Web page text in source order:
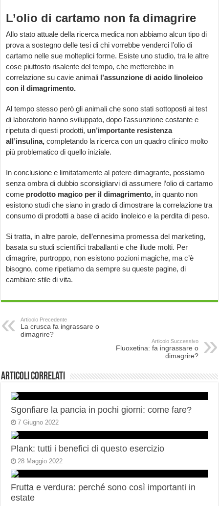
L’olio di cartamo non fa dimagrire
Allo stato attuale della ricerca medica non abbiamo alcun tipo di
prova a sostegno delle tesi di chi vorrebbe venderci l’olio di
cartamo nelle sue molteplici forme. Esiste uno studio, tra le altre
cose piuttosto risalente del tempo, che metterebbe in
correlazione su cavie animali l’assunzione di acido linoleico
con il dimagrimento.
Al tempo stesso però gli animali che sono stati sottoposti ai test
di laboratorio hanno sviluppato, dopo l’assunzione costante e
ripetuta di questi prodotti, un’importante resistenza
all’insulina,completando la ricerca con un quadro clinico molto
più problematico di quello iniziale.
In conclusione e limitatamente al potere dimagrante, possiamo
senza ombra di dubbio sconsigliarvi di assumere l’olio di cartamo
come prodotto magico per il dimagrimento, in quanto non
esistono studi che siano in grado di dimostrare la correlazione tra
consumo di prodotti a base di acido linoleico e la perdita di peso.
Si tratta, in altre parole, dell’ennesima promessa del marketing,
basata su studi scientifici traballanti e che illude molti. Per
dimagrire, purtroppo, non esistono pozioni magiche, ma c’è
bisogno, come ripetiamo da sempre su queste pagine, di
cambiare stile di vita.
Articolo Precedente
La crusca fa ingrassare o
dimagrire?
Articolo Successivo
Fluoxetina: fa ingrassare o
dimagrire?
Articoli correlati
Sgonfiare la pancia in pochi giorni: come fare?
7 Giugno 2022
Plank: tutti i benefici di questo esercizio
28 Maggio 2022
Frutta e verdura: perché sono così importanti in
estate